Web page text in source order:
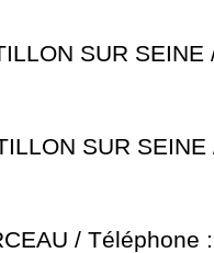
SUR
SUR
/ Téléphone